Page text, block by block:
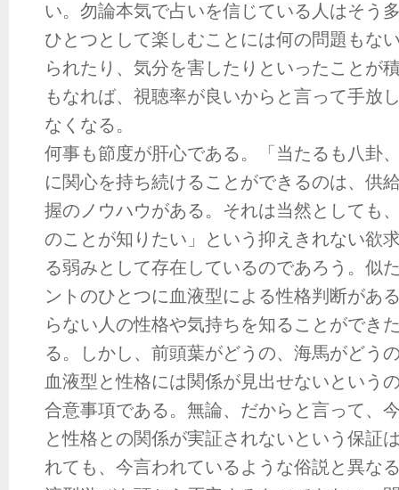
い。勿論本気で占いを信じている人はそう
ひとつとして楽しむことには何の問題もな
られたり、気分を害したりといったことが
もなれば、視聴率が良いからと言って手放
なくなる。
何事も節度が肝心である。「当たるも八卦
に関心を持ち続けることができるのは、供
握のノウハウがある。それは当然としても
のことが知りたい」という抑えきれない欲
る弱みとして存在しているのであろう。似
ントのひとつに血液型による性格判断があ
らない人の性格や気持ちを知ることができ
る。しかし、前頭葉がどうの、海馬がどう
血液型と性格には関係が見出せないという
合意事項である。無論、だからと言って、
と性格との関係が実証されないという保証
れても、今言われているような俗説と異な